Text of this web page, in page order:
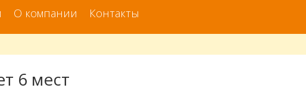
О компании Контакты
6 мест